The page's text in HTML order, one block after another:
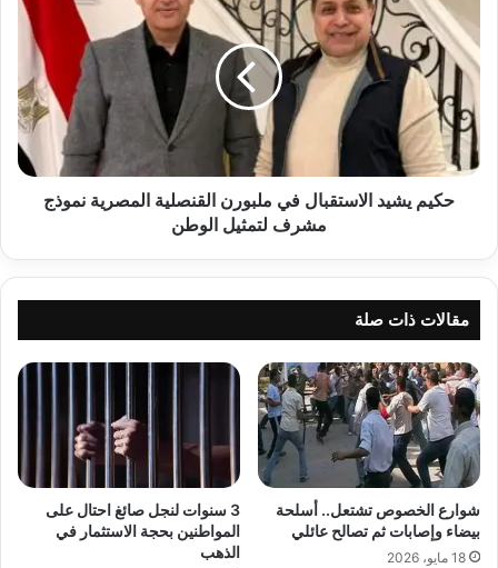
يشيد
الاستقبال
في
ملبورن
القنصلية
المصرية
نموذج
مشرف
لتمثيلحكيم يشيد الاستقبال في ملبورن القنصلية المصرية نموذج
مشرف لتمثيل الوطن
مقالات ذات صلة
شوارع الخصوص تشتعل.. أسلحة
بيضاء وإصابات ثم تصالح عائلي
18 مايو، 2026
3 سنوات لنجل صائغ احتال على
المواطنين بحجة الاستثمار في
الذهب